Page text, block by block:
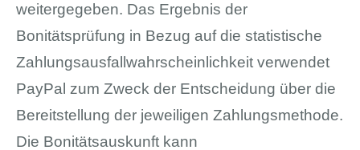
weitergegeben. Das Ergebnis der
Bonitätsprüfung in Bezug auf die statistische
Zahlungsausfallwahrscheinlichkeit verwendet
PayPal zum Zweck der Entscheidung über die
Bereitstellung der jeweiligen Zahlungsmethode.
Die Bonitätsauskunft kann